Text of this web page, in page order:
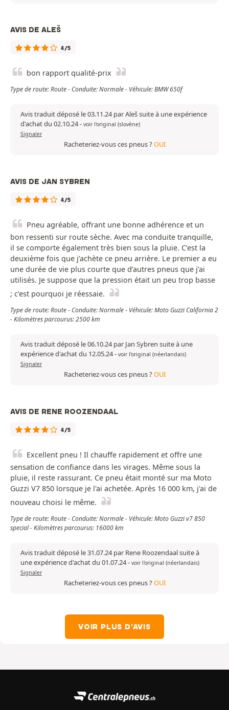
AVIS DE ALEŠ
4/5
bon rapport qualité-prix
Type de route: Route - Conduite: Normale - Véhicule: BMW 650f
Avis traduit déposé le 03.11.24 par Aleš suite à une expérience
d'achat du 02.10.24- voir l'original (slovène)
Signaler
Racheteriez-vous ces pneus ?OUI
AVIS DE JAN SYBREN
4/5
Pneu agréable, offrant une bonne adhérence et un
bon ressenti sur route sèche. Avec ma conduite tranquille,
il se comporte également très bien sous la pluie. C’est la
deuxième fois que j’achète ce pneu arrière. Le premier a eu
une durée de vie plus courte que d’autres pneus que j’ai
utilisés. Je suppose que la pression était un peu trop basse
; c’est pourquoi je réessaie.
Type de route: Route - Conduite: Normale - Véhicule: Moto Guzzi California 2
- Kilomètres parcourus: 2500 km
Avis traduit déposé le 06.10.24 par Jan Sybren suite à une
expérience d'achat du 12.05.24- voir l'original (néerlandais)
Signaler
Racheteriez-vous ces pneus ?OUI
AVIS DE RENE ROOZENDAAL
4/5
Excellent pneu ! Il chauffe rapidement et offre une
sensation de confiance dans les virages. Même sous la
pluie, il reste rassurant. Ce pneu était monté sur ma Moto
Guzzi V7 850 lorsque je l'ai achetée. Après 16 000 km, j'ai de
nouveau choisi le même.
Type de route: Route - Conduite: Normale - Véhicule: Moto Guzzi v7 850
special - Kilomètres parcourus: 16000 km
Avis traduit déposé le 31.07.24 par Rene Roozendaal suite à
une expérience d'achat du 01.07.24- voir l'original (néerlandais)
Signaler
Racheteriez-vous ces pneus ?OUI
VOIR PLUS D'AVIS